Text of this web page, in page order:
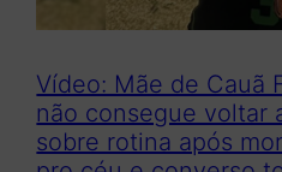
Vídeo: Mãe de Cauã
não consegue voltar
sobre rotina após